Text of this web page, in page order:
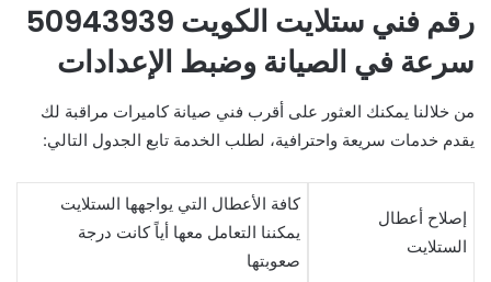
رقم فني ستلايت الكويت 50943939
سرعة في الصيانة وضبط الإعدادات
من خلالنا يمكنك العثور على أقرب فني صيانة كاميرات مراقبة لك
يقدم خدمات سريعة واحترافية، لطلب الخدمة تابع الجدول التالي:
إصلاح أعطال
الستلايت​
كافة الأعطال التي يواجهها الستلايت
يمكننا التعامل معها أياً كانت درجة
صعوبتها